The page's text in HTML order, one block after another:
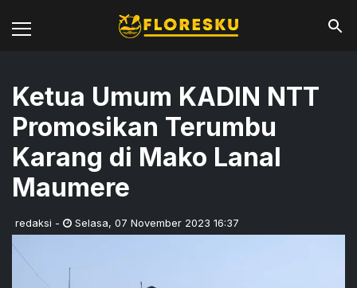
Ketua Umum KADIN NTT
Promosikan Terumbu
Karang di Mako Lanal
Maumere
redaksi - Selasa, 07 November 2023 16:37